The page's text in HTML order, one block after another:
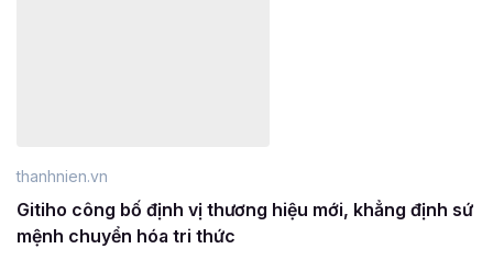
thanhnien.vn
Gitiho công bố định vị thương hiệu mới, khẳng định sứ
mệnh chuyển hóa tri thức